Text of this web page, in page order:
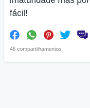
fácil!
46 compartilhamentos